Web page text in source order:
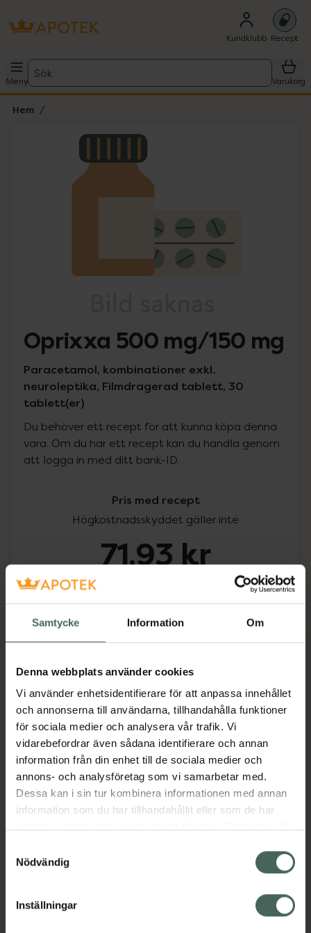
Samtycke Information Om
Denna webbplats använder cookies
Vi använder enhetsidentifierare för att anpassa innehållet
och annonserna till användarna, tillhandahålla funktioner
för sociala medier och analysera vår trafik. Vi
vidarebefordrar även sådana identifierare och annan
information från din enhet till de sociala medier och
annons- och analysföretag som vi samarbetar med.
Dessa kan i sin tur kombinera informationen med annan
information som du har tillhandahållit eller som de har
återkalla ditt samtycke via webbplatsens
cookieinställningar. Ett återkallat samtycke påverkar inte
lagligheten av behandling som skett innan återkallelsen.
Nödvändig
Inställningar
Kundklubb Recept
Meny
Sök
Varukorg
Hem
Lista: . Innehåller 1 objekt.
Oprixxa 500 mg/150 mg
Paracetamol, kombinationer exkl.
neuroleptika, Filmdragerad tablett, 30
tablett(er)
Du behöver ett recept för att kunna köpa denna
vara. Om du har ett recept kan du handla genom
att logga in med ditt bank-ID.
Pris med recept
Högkostnadsskyddet gäller inte
71,93 kr
Köp via ditt recept
Aktuella erbjudanden
Beskrivning Dölj
Läs alltid bipacksedeln innan
användning.
EAN:
07350087730639
Bipacksedel från FASS Visa